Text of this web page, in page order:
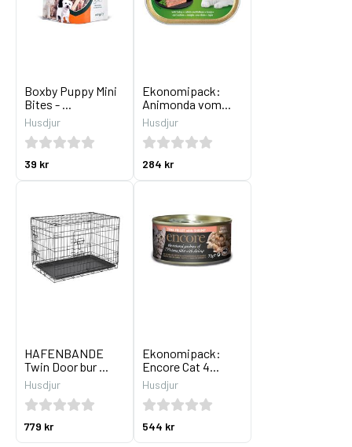
Boxby Puppy Mini
Bites - ...
Husdjur
39 kr
Ekonomipack:
Animonda vom...
Husdjur
284 kr
HAFENBANDE
Twin Door bur ...
Husdjur
779 kr
Ekonomipack:
Encore Cat 4...
Husdjur
544 kr